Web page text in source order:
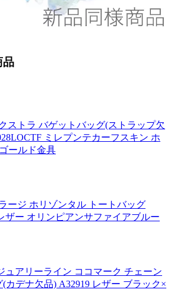
品
ストラ バゲットバッグ(ストラップ欠
ミレプンテカーフスキン ホ
ールド金具
ージ ホリゾンタル トートバッグ
ザー オリンピアンサファイアブルー
ュアリーライン ココマーク チェーン
カデナ欠品) A32919 レザー ブラック×